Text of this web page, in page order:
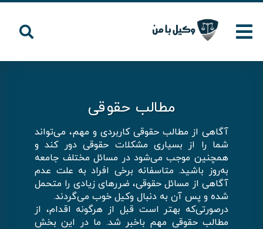
مطالب حقوقی
آگاهی از مطالب حقوقی کاربردی و مهم، می‌تواند
شما را از بسیاری مشکلات حقوقی دور کند و
همچنین موجب می‌شود در مسائل مختلف جامعه
به‌روز باشید. متاسفانه برخی افراد به علت عدم
آگاهی از مسائل حقوقی، ضررهای زیادی را متحمل
شده و پس آن به دنبال وکیل خوب می‌گردند.
درصورتی‌که بهتر است قبل از هرگونه اقدام، از
مطالب حقوقی مهم باخبر شد. ما در این بخش